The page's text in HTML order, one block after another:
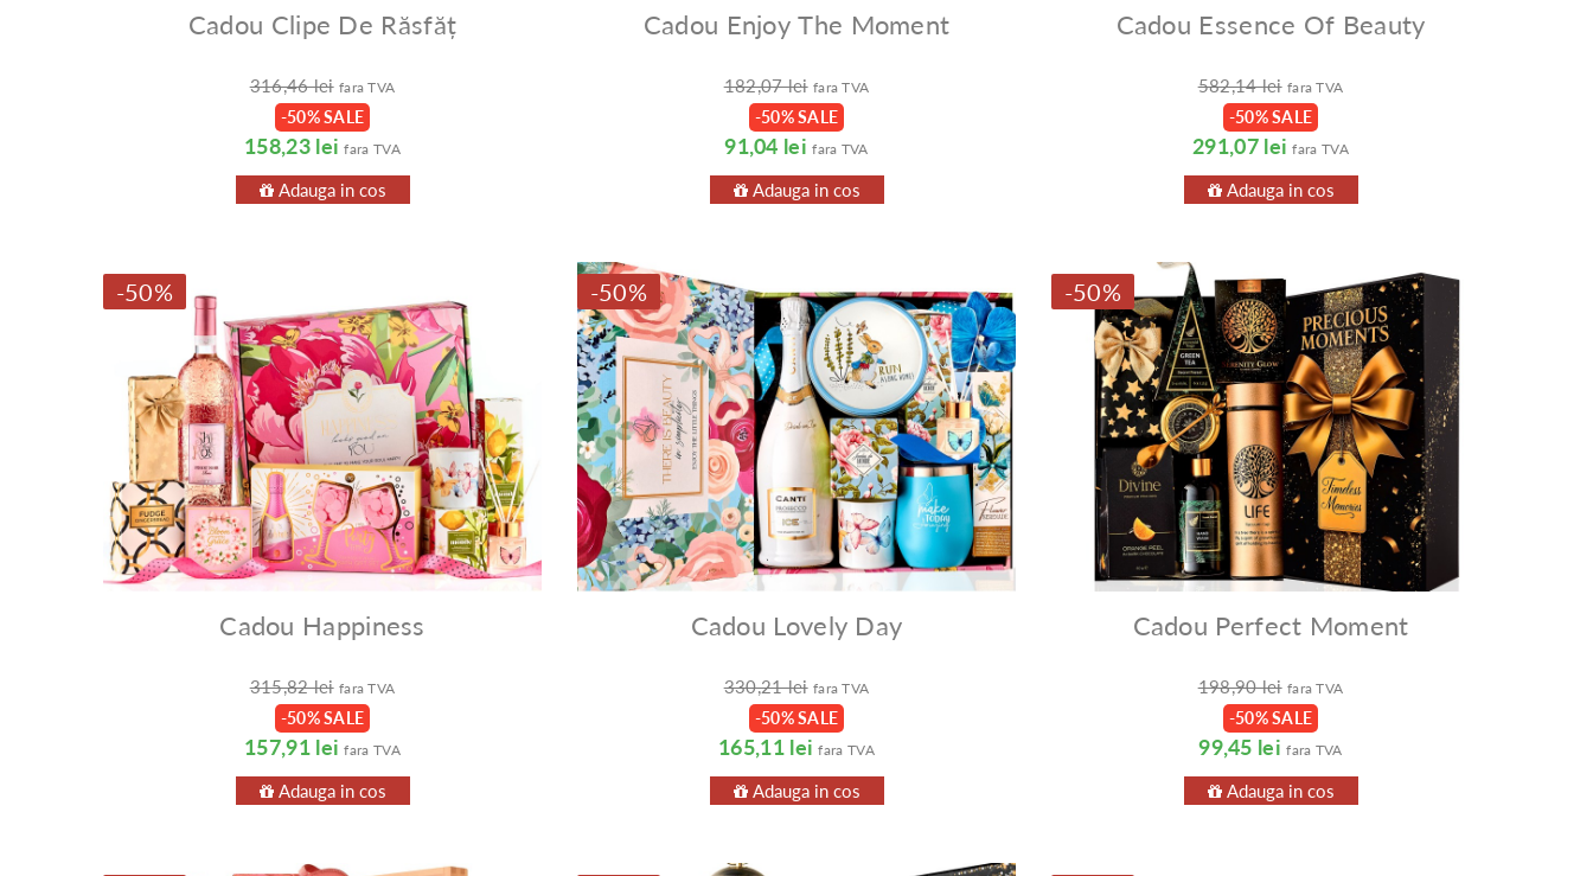
Cadou Clipe De Răsfăț
316,46 lei fara TVA
-50% SALE
158,23 lei fara TVA
Adauga in cos
Cadou Enjoy The Moment
182,07 lei fara TVA
-50% SALE
91,04 lei fara TVA
Adauga in cos
Cadou Essence Of Beauty
582,14 lei fara TVA
-50% SALE
291,07 lei fara TVA
Adauga in cos
-50%
Cadou Happiness
315,82 lei fara TVA
-50% SALE
157,91 lei fara TVA
Adauga in cos
-50%
Cadou Lovely Day
330,21 lei fara TVA
-50% SALE
165,11 lei fara TVA
Adauga in cos
-50%
Cadou Perfect Moment
198,90 lei fara TVA
-50% SALE
99,45 lei fara TVA
Adauga in cos